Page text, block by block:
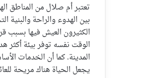
تعتبر أم صلال من المناطق
بين الهدوء والراحة والبنية
الكثيرون العيش فيها بسبب
الوقت نفسه توفر بيئة
المدينة. كما أن الخدمات
يجعل الحياة هناك مريحة